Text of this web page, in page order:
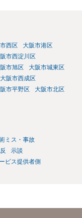
５分５分というところ
に資力がないと具体的
産への事前の仮差押
談いただくことをお
西区
大阪市港区
市西淀川区
市旭区
大阪市城東区
大阪市西成区
市平野区
大阪市北区
ミス・事故
示談
ビス提供者側